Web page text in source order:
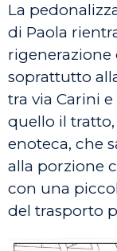
La
di Paola
soprattutto
tra via Carini
quello il
enoteca, che
alla porzione
con una
del trasporto